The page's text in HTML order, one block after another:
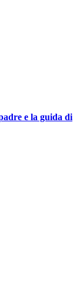
e la guida di